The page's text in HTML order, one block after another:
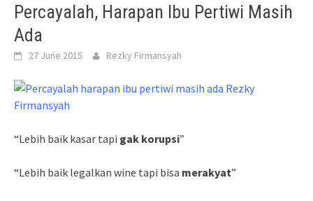
Percayalah, Harapan Ibu Pertiwi Masih
Ada
27 June 2015 Rezky Firmansyah
“Lebih baik kasar tapi gak korupsi”
“Lebih baik legalkan wine tapi bisa merakyat”